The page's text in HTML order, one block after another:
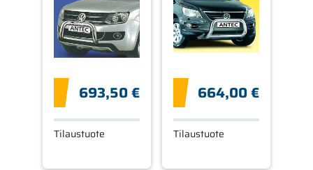
693,50 €
Tilaustuote
TRACK&FIELD
664,00 €
Tilaustuote